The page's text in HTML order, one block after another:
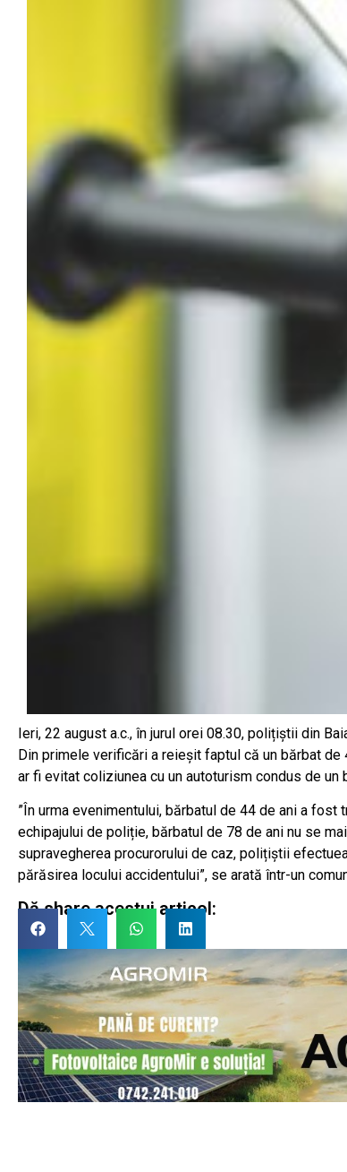
Ieri, 22 august a.c., în jurul orei 08.30, polițiștii din
Din primele verificări a reieșit faptul că un bărbat
ar fi evitat coliziunea cu un autoturism condus de
”În urma evenimentului, bărbatul de 44 de ani a
echipajului de poliție, bărbatul de 78 de ani nu se
supravegherea procurorului de caz, polițiștii
părăsirea locului accidentului”, se arată într-un
Dă share acestui articol: